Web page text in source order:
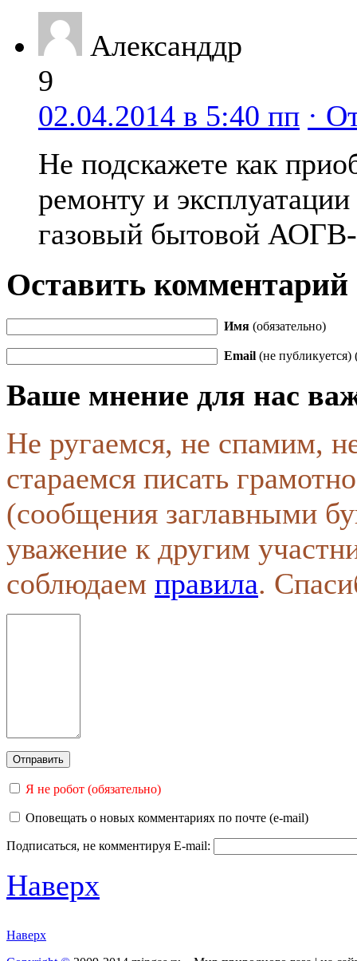
Александдр
9
02.04.2014 в 5:40 пп ·
Не подскажете как
ремонту и
газовый бытовой
Оставить комментарий
Имя (обязательно)
Email (не публикуется)
Ваше мнение для нас
Не ругаемся, не спамим,
стараемся писать
(сообщения заглавными
уважение к другим
соблюдаем правила.
Я не робот (обязательно)
Оповещать о новых комментариях по почте (e-mail)
Подписаться, не комментируя E-mail:
Наверх
Наверх